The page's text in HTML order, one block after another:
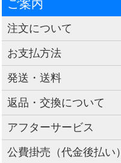
ご案内
注文について
お支払方法
発送・送料
返品・交換について
アフターサービス
公費掛売（代金後払い）